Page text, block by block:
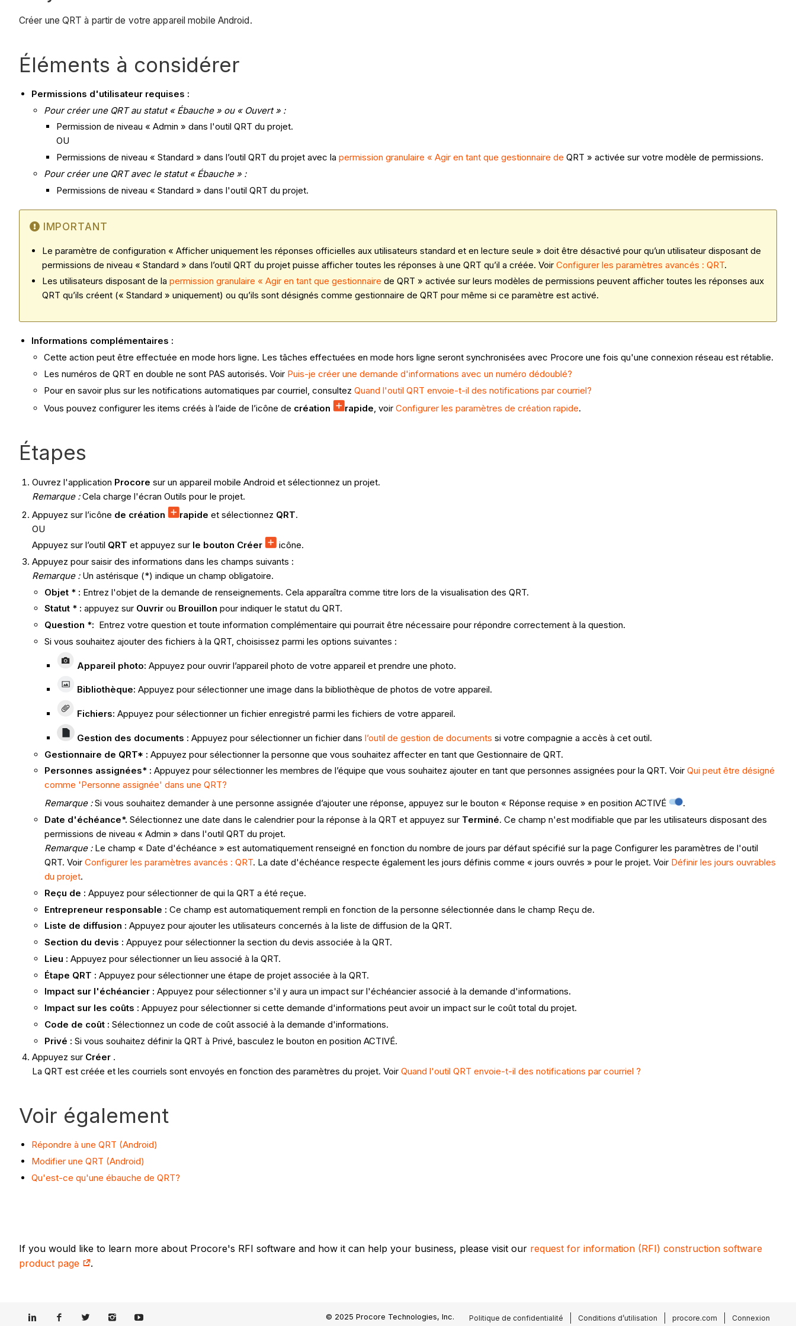
Créer une QRT à partir de votre appareil mobile Android.
Éléments à considérer
Permissions d'utilisateur requises :
Pour créer une QRT au statut « Ébauche » ou « Ouvert » :
Permission de niveau « Admin » dans l'outil QRT du projet.
OU
Permissions de niveau « Standard » dans l’outil QRT du projet avec la permission granulaire « Agir en tant que gestionnaire de QRT » activée sur votre modèle de permissions.
Pour créer une QRT avec le statut « Ébauche » :
Permissions de niveau « Standard » dans l'outil QRT du projet.
IMPORTANT
Le paramètre de configuration « Afficher uniquement les réponses officielles aux utilisateurs standard et en lecture seule » doit être désactivé pour qu’un utilisateur disposant de
permissions de niveau « Standard » dans l’outil QRT du projet puisse afficher toutes les réponses à une QRT qu’il a créée. Voir Configurer les paramètres avancés : QRT.
Les utilisateurs disposant de la permission granulaire « Agir en tant que gestionnaire de QRT » activée sur leurs modèles de permissions peuvent afficher toutes les réponses aux
QRT qu’ils créent (« Standard » uniquement) ou qu’ils sont désignés comme gestionnaire de QRT pour même si ce paramètre est activé.
Informations complémentaires :
Cette action peut être effectuée en mode hors ligne. Les tâches effectuées en mode hors ligne seront synchronisées avec Procore une fois qu'une connexion réseau est rétablie.
Les numéros de QRT en double ne sont PAS autorisés. Voir Puis-je créer une demande d'informations avec un numéro dédoublé?
Pour en savoir plus sur les notifications automatiques par courriel, consultez Quand l'outil QRT envoie-t-il des notifications par courriel?
Vous pouvez configurer les items créés à l’aide de l’icône de création rapide, voir Configurer les paramètres de création rapide.
Étapes
Ouvrez l'application Procore sur un appareil mobile Android et sélectionnez un projet.
Remarque :Cela charge l'écran Outils pour le projet.
Appuyez sur l’icône de création rapide et sélectionnez QRT.
OU
Appuyez sur l’outil QRTet appuyez sur le bouton Créer
icône.
Appuyez pour saisir des informations dans les champs suivants :
Remarque :Un astérisque (*) indique un champ obligatoire.
Objet * : Entrez l'objet de la demande de renseignements. Cela apparaîtra comme titre lors de la visualisation des QRT.
Statut * : appuyez sur Ouvrir ou Brouillon pour indiquer le statut du QRT.
Question *: Entrez votre question et toute information complémentaire qui pourrait être nécessaire pour répondre correctement à la question.
Si vous souhaitez ajouter des fichiers à la QRT, choisissez parmi les options suivantes :
Appareil photo: Appuyez pour ouvrir l’appareil photo de votre appareil et prendre une photo.
Bibliothèque: Appuyez pour sélectionner une image dans la bibliothèque de photos de votre appareil.
Fichiers: Appuyez pour sélectionner un fichier enregistré parmi les fichiers de votre appareil.
Gestion des documents : Appuyez pour sélectionner un fichier dansl’outil de gestion de documents si votre compagnie a accès à cet outil.
Gestionnaire de QRT* : Appuyez pour sélectionner la personne que vous souhaitez affecter en tant que Gestionnaire de QRT.
Personnes assignées* : Appuyez pour sélectionner les membres de l’équipe que vous souhaitez ajouter en tant que personnes assignées pour la QRT. VoirQui peut être désigné
comme 'Personne assignée' dans une QRT?
Remarque :Si vous souhaitez demander à une personne assignée d’ajouter une réponse, appuyez sur le bouton « Réponse requise » en position ACTIVÉ
.
Date d'échéance*. Sélectionnez une date dans le calendrier pour la réponse à la QRT et appuyez sur Terminé. Ce champ n'est modifiable que par les utilisateurs disposant des
permissions de niveau « Admin » dans l'outil QRT du projet.
Remarque :Le champ « Date d'échéance » est automatiquement renseigné en fonction du nombre de jours par défaut spécifié sur la page Configurer les paramètres de l'outil
QRT. VoirConfigurer les paramètres avancés : QRT. La date d'échéance respecte également les jours définis comme « jours ouvrés » pour le projet. Voir Définir les jours ouvrables
du projet.
Reçu de : Appuyez pour sélectionner de qui la QRT a été reçue.
Entrepreneur responsable : Ce champ est automatiquement rempli en fonction de la personne sélectionnée dans le champ Reçu de.
Liste de diffusion : Appuyez pour ajouter les utilisateurs concernés à la liste de diffusion de la QRT.
Section du devis : Appuyez pour sélectionner la section du devis associée à la QRT.
Lieu : Appuyez pour sélectionner un lieu associé à la QRT.
Étape QRT : Appuyez pour sélectionner une étape de projet associée à la QRT.
Impact sur l'échéancier : Appuyez pour sélectionner s'il y aura un impact sur l'échéancier associé à la demande d'informations.
Impact sur les coûts : Appuyez pour sélectionner si cette demande d'informations peut avoir un impact sur le coût total du projet.
Code de coût : Sélectionnez un code de coût associé à la demande d'informations.
Privé : Si vous souhaitez définir la QRT à Privé, basculez le bouton en position ACTIVÉ.
Appuyez sur Créer .
La QRT est créée et les courriels sont envoyés en fonction des paramètres du projet. VoirQuand l'outil QRT envoie-t-il des notifications par courriel ?
Voir également
Répondre à une QRT (Android)
Modifier une QRT (Android)
Qu'est-ce qu'une ébauche de QRT?
If you would like to learn more about Procore's RFI software and how it can help your business, please visit our request for information (RFI) construction software
product page
.
© 2025 Procore Technologies, Inc. Politique de confidentialité Conditions d’utilisation procore.com Connexion